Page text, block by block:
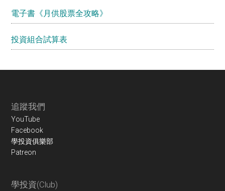
電子書《月供股票全攻略》
投資組合試算表
Footer
追蹤我們
YouTube
Facebook
學投資俱樂部
Patreon
學投資(Club)